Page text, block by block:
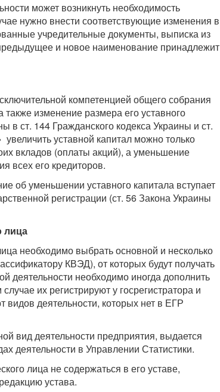
может возникнуть необходимость
нужно внести соответствующие изменения в
учредительные документы, выписка из
и новое наименование принадлежит
компетенцией общего собрания
изменение размера его уставного
ст. 144 Гражданского кодекса Украины и ст.
уставной капитал можно только
вкладов (оплаты акций), а уменьшение
всех его кредиторов.
об уменьшении уставного капитала вступает
регистрации (ст. 56 Закона Украины
лица
необходимо выбрать основной и несколько
КВЭД), от которых будут получать
деятельности необходимо иногда дополнить
их регистрируют у госрегистратора и
деятельности, которых нет в ЕГР
вид деятельности предприятия, выдается
деятельности в Управлении Статистики.
лица не содержаться в его уставе,
устава.